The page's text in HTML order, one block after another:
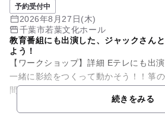
予約受付中
2026年8月27日(木)
千葉市若葉文化ホール
教育番組にも出演した、ジャックさん
よう！
【ワークショップ】詳細 Eテレにも出
一緒に影絵をつくって動かそう！！箏の
間：9:00～10:45(8:50)集合→ワークシ
続きをみる